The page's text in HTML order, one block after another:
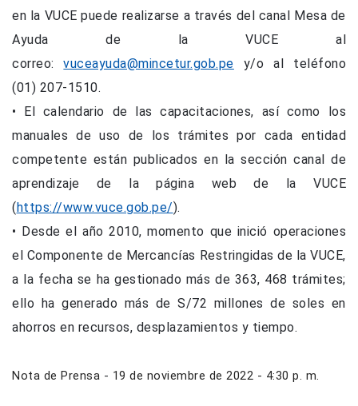
en la VUCE puede realizarse a través del canal Mesa de
Ayuda de la VUCE al
correo:vuceayuda@mincetur.gob.pe y/o al teléfono
(01) 207-1510.
• El calendario de las capacitaciones, así como los
manuales de uso de los trámites por cada entidad
competente están publicados en la sección canal de
aprendizaje de la página web de la VUCE
(https://www.vuce.gob.pe/).
• Desde el año 2010, momento que inició operaciones
el Componente de Mercancías Restringidas de la VUCE,
a la fecha se ha gestionado más de 363, 468 trámites;
ello ha generado más de S/72 millones de soles en
ahorros en recursos, desplazamientos y tiempo.
Nota de Prensa - 19 de noviembre de 2022 - 4:30 p. m.